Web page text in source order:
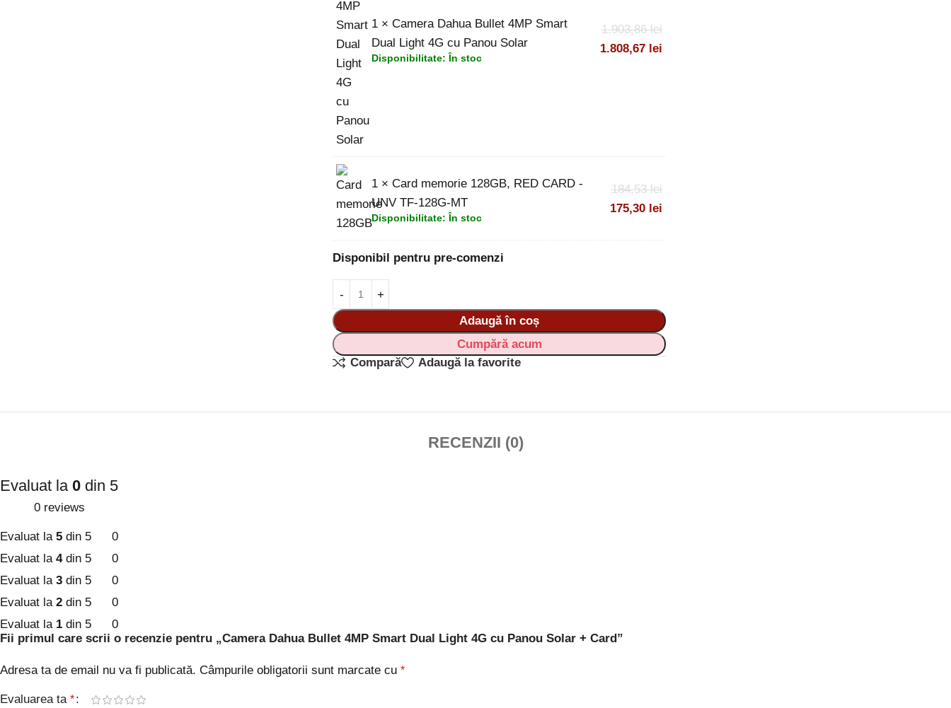
1 ×Camera Dahua Bullet 4MP Smart
Dual Light 4G cu Panou Solar
Disponibilitate: În stoc
1.903,86lei
1.808,67 lei
1 ×Card memorie 128GB, RED CARD -
UNV TF-128G-MT
Disponibilitate: În stoc
184,53lei
175,30 lei
Disponibil pentru pre-comenzi
Adaugă în coș
Cumpără acum
Compară
Adaugă la favorite
RECENZII (0)
Evaluat la 0 din 5
0 reviews
Evaluat la 5 din 5
0
Evaluat la 4din 5
0
Evaluat la 3 din 5
0
Evaluat la 2 din 5
0
Evaluat la 1 din 5 0
Fii primul care scrii o recenzie pentru „Camera Dahua Bullet 4MP Smart Dual Light 4G cu Panou Solar + Card”
Adresa ta de email nu va fi publicată. Câmpurile obligatorii sunt marcate cu *
Evaluarea ta *